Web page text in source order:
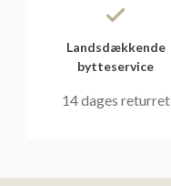
Landsdækkende
bytteservice
14 dages returret